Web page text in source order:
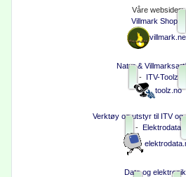
Våre websider:
Villmark Shop
Natur &
- ITV-Toolz
toolz.no
Verktøy og utstyr til ITV og
- Elektrodata
Data og